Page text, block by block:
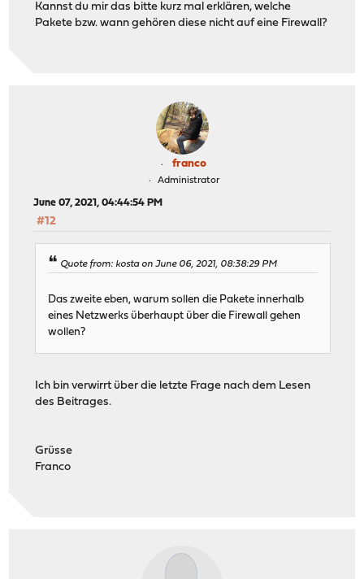
Kannst du mir das bitte kurz mal erklären, welche
Pakete bzw. wann gehören diese nicht auf eine Firewall?
franco
Administrator
June 07, 2021, 04:44:54 PM
#12
Quote from: kosta on June 06, 2021, 08:38:29 PM
Das zweite eben, warum sollen die Pakete innerhalb
eines Netzwerks überhaupt über die Firewall gehen
wollen?
Ich bin verwirrt über die letzte Frage nach dem Lesen
des Beitrages.
Grüsse
Franco